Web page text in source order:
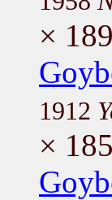
×
1912
×